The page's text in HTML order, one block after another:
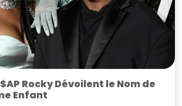
Rocky Dévoilent le Nom de
Enfant